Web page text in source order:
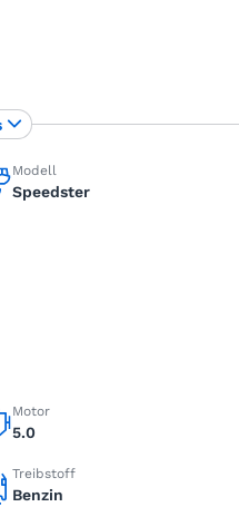
Modell
Speedster
Motor
5.0
Treibstoff
Benzin